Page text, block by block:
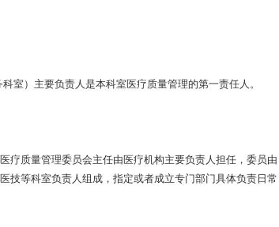
）主要负责人是本科室医疗质量管理的第一责任人。
质量管理委员会主任由医疗机构主要负责人担任，委员由
技等科室负责人组成，指定或者成立专门部门具体负责日常